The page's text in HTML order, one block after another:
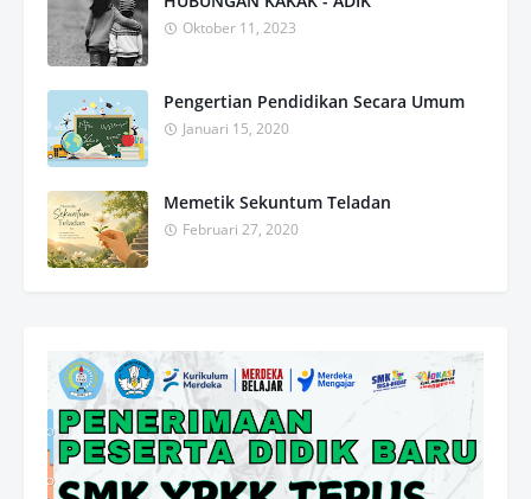
Oktober 11, 2023
Pengertian Pendidikan Secara Umum
Januari 15, 2020
Memetik Sekuntum Teladan
Februari 27, 2020